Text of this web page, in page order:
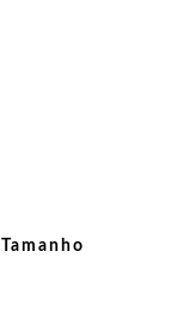
Tamanho